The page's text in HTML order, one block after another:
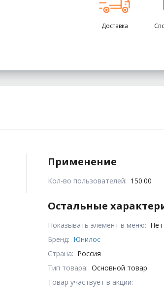
Доставка
Применение
Кол-во пользователей: 150.00
Остальные
Показывать элемент в меню: Нет
Бренд: Юнилос
Страна: Россия
Тип товара: Основной товар
Товар участвует в акции: